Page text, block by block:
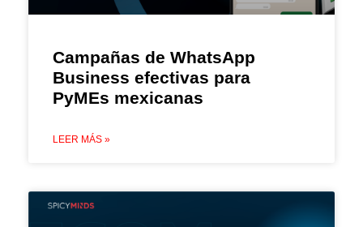
Campañas de WhatsApp
Business efectivas para
PyMEs mexicanas
LEER MÁS »